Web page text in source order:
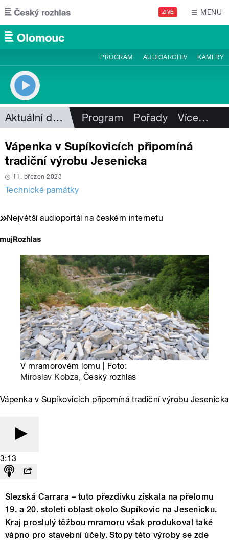
Přejít k hlavnímu obsahu
ŽIVĚ MENU
PROGRAM AUDIOARCHIV KAMERY
Aktuální dění Program Pořady Více…
Vápenka v Supíkovicích připomíná
tradiční výrobu Jesenicka
11. březen 2023
Technické památky
Největší audioportál na českém internetu
V mramorovém lomu | Foto:
Miroslav Kobza, Český rozhlas
Vápenka v Supíkovicích připomíná tradiční výrobu Jesenicka
3:13
Slezská Carrara – tuto přezdívku získala na přelomu
19. a 20. století oblast okolo Supíkovic na Jesenicku.
Kraj proslulý těžbou mramoru však produkoval také
vápno pro stavební účely. Stopy této výroby se zde